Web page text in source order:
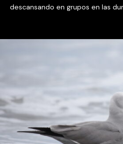
descansando en grupos en las